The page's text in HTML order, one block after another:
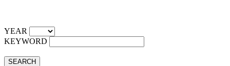
YEAR
KEYWORD
SEARCH